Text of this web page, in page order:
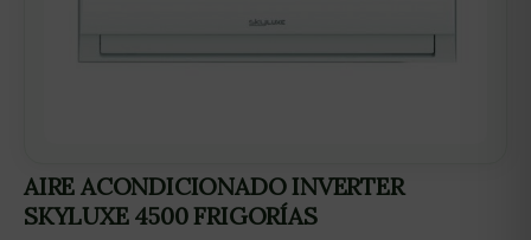
AIRE ACONDICIONADO INVERTER
SKYLUXE 4500 FRIGORÍAS